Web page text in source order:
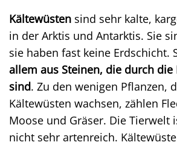
Kältewüsten sind sehr kalte,
in der Arktis und Antarktis. Sie
sie haben fast keine Erdschicht.
allem aus Steinen, die durch
sind. Zu den wenigen Pflanzen,
Kältewüsten wachsen, zählen
Moose und Gräser. Die Tierwelt
nicht sehr artenreich.